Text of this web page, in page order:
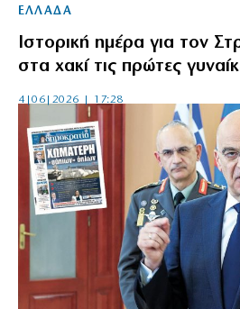
ΕΛΛΑΔΑ
Ιστορική ημέρα για τον
στα χακί τις πρώτες
4|06|2026 | 17:28